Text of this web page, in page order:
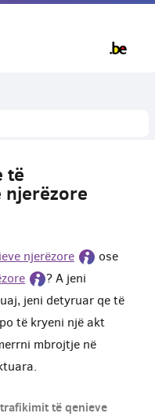
ose kontrabandes
të
njerëzore
ose
? A jeni
jeni detyruar qe të
të kryeni një akt
mbrojtje në
të qenieve